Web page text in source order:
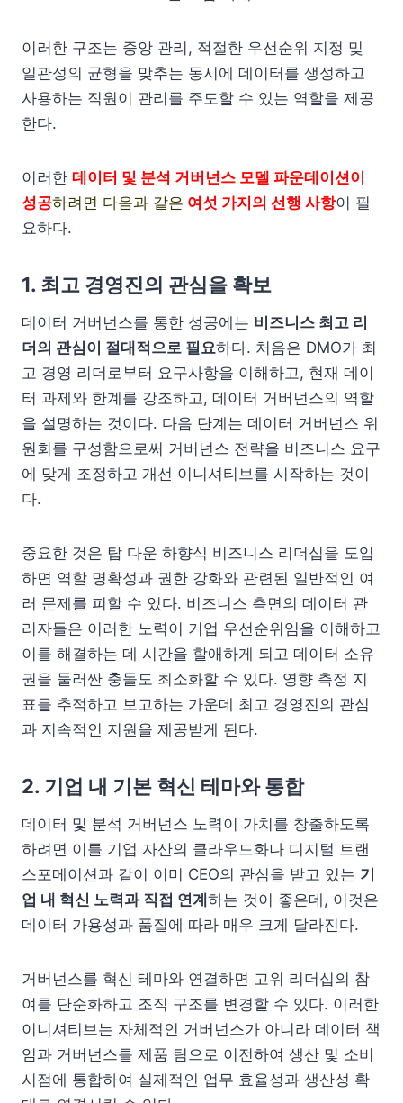
이러한 구조는 중앙 관리, 적절한 우선순위 지정 및
일관성의 균형을 맞추는 동시에 데이터를 생성하고
사용하는 직원이 관리를 주도할 수 있는 역할을 제공
한다.
이러한 데이터 및 분석 거버넌스 모델 파운데이션이
성공하려면 다음과 같은 여섯 가지의 선행 사항이 필
요하다.
1. 최고 경영진의 관심을 확보
데이터 거버넌스를 통한 성공에는 비즈니스 최고 리
더의 관심이 절대적으로 필요하다. 처음은 DMO가 최
고 경영 리더로부터 요구사항을 이해하고, 현재 데이
터 과제와 한계를 강조하고, 데이터 거버넌스의 역할
을 설명하는 것이다. 다음 단계는 데이터 거버넌스 위
원회를 구성함으로써 거버넌스 전략을 비즈니스 요구
에 맞게 조정하고 개선 이니셔티브를 시작하는 것이
다.
중요한 것은 탑 다운 하향식 비즈니스 리더십을 도입
하면 역할 명확성과 권한 강화와 관련된 일반적인 여
러 문제를 피할 수 있다. 비즈니스 측면의 데이터 관
리자들은 이러한 노력이 기업 우선순위임을 이해하고
이를 해결하는 데 시간을 할애하게 되고 데이터 소유
권을 둘러싼 충돌도 최소화할 수 있다. 영향 측정 지
표를 추적하고 보고하는 가운데 최고 경영진의 관심
과 지속적인 지원을 제공받게 된다.
2. 기업 내 기본 혁신 테마와 통합
데이터 및 분석 거버넌스 노력이 가치를 창출하도록
하려면 이를 기업 자산의 클라우드화나 디지털 트랜
스포메이션과 같이 이미 CEO의 관심을 받고 있는 기
업 내 혁신 노력과 직접 연계 하는 것이 좋은데, 이것은
데이터 가용성과 품질에 따라 매우 크게 달라진다.
거버넌스를 혁신 테마와 연결하면 고위 리더십의 참
여를 단순화하고 조직 구조를 변경할 수 있다. 이러한
이니셔티브는 자체적인 거버넌스가 아니라 데이터 책
임과 거버넌스를 제품 팀으로 이전하여 생산 및 소비
시점에 통합하여 실제적인 업무 효율성과 생산성 확